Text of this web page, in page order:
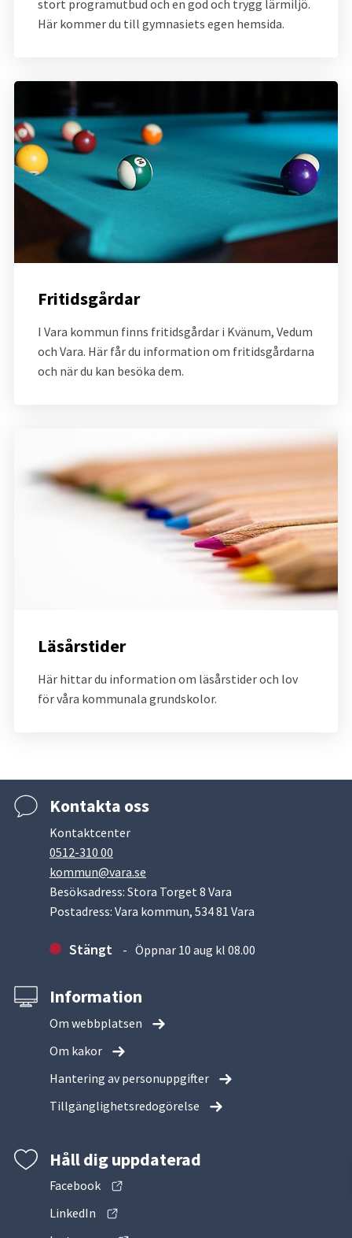
stort programutbud och en god och trygg lärmiljö.
Här kommer du till gymnasiets egen hemsida.
Fritidsgårdar
I Vara kommun finns fritidsgårdar i Kvänum, Vedum
och Vara. Här får du information om fritidsgårdarna
och när du kan besöka dem.
Läsårstider
Här hittar du information om läsårstider och lov
för våra kommunala grundskolor.
Kontakta oss
Kontaktcenter
0512-310 00
kommun@vara.se
Besöksadress: Stora Torget 8 Vara
Postadress: Vara kommun, 534 81 Vara
Stängt Öppnar 10 aug kl 08.00
Information
Om webbplatsen
Om kakor
Hantering av personuppgifter
Tillgänglighetsredogörelse
Håll dig uppdaterad
Facebook
LinkedIn